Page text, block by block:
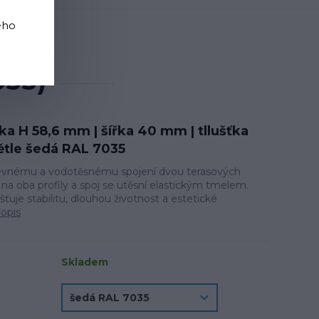
7035)
H 58,6 mm | šířka 40 mm | tllušťka
šedá RAL 7035
a vodotěsnému spojení dvou terasových
na oba profily a spoj se utěsní elastickým tmelem.
stabilitu, dlouhou životnost a estetické
Skladem